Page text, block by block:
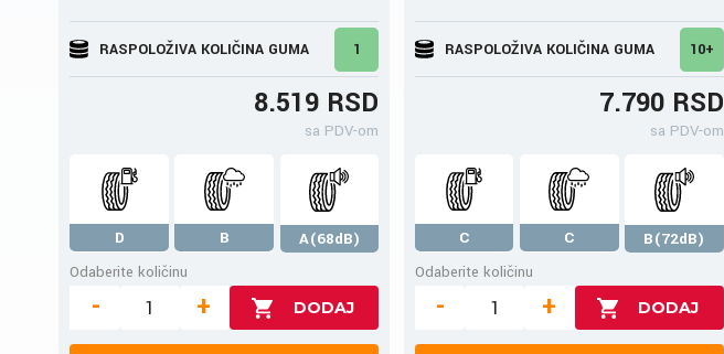
RASPOLOŽIVA KOLIČINA GUMA 1
8.519 RSD
sa PDV-om
D B
A(68dB)
Odaberite količinu
- +
RASPOLOŽIVA KOLIČINA GUMA 10+
7.790 RSD
sa PDV-om
C C
B(72dB)
Odaberite količinu
- +